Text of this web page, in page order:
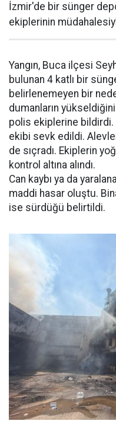
İzmir'de bir sünger
ekiplerinin
Yangın, Buca ilçesi
bulunan 4 katlı bir
belirlenemeyen bir
dumanların
polis ekiplerine bildirdi.
ekibi sevk edildi.
de sıçradı. Ekiplerin
kontrol altına alındı.
Can kaybı ya da
maddi hasar oluştu.
ise sürdüğü belirtildi.